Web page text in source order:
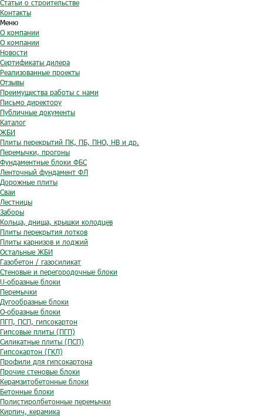
Статьи о строительстве
Контакты
Меню
О компании
О компании
Новости
Сертификаты дилера
Реализованные проекты
Отзывы
Преимущества работы с нами
Письмо директору
Публичные документы
Каталог
ЖБИ
Плиты перекрытий ПК, ПБ, ПНО, НВ и др.
Перемычки, прогоны
Фундаментные блоки ФБС
Ленточный фундамент ФЛ
Дорожные плиты
Сваи
Лестницы
Заборы
Кольца, днища, крышки колодцев
Плиты перекрытия лотков
Плиты карнизов и лоджий
Остальные ЖБИ
Газобетон / газосиликат
Стеновые и перегородочные блоки
U-образные блоки
Перемычки
Дугообразные блоки
O-образные блоки
ПГП, ПСП, гипсокартон
Гипсовые плиты (ПГП)
Силикатные плиты (ПСП)
Гипсокартон (ГКЛ)
Профили для гипсокартона
Прочие стеновые блоки
Керамзитобетонные блоки
Бетонные блоки
Полистиролбетонные перемычки
Кирпич, керамика